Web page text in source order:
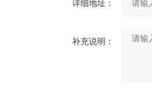
详细地址：
补充说明：